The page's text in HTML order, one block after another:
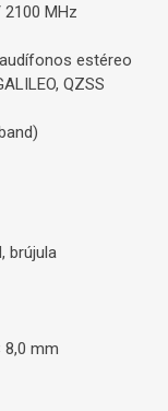
MHz
estéreo
QZSS
brújula
8,0 mm